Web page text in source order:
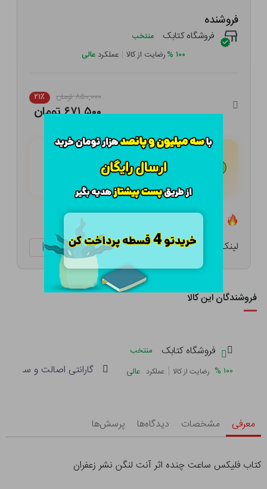
فروشنده
فروشگاه کتابک منتخب
۱۰۰ %رضایت از کالا | عملکرد عالی
۸۵۰,۰۰۰ تومان ۲۱٪
۶۷۱,۵۰۰ تومان
هـر قسط با تــرب‌پــی: ۱۶۷,۸۷۵
تعداد ۹ عدد در انبار موجود است
لینک کوتاه: ketabtala.com/sbp-8742
فروشندگان این کالا
فروشگاه کتابک
منتخب
۱۰۰ % رضایت از کالا | عملکرد عالی گارانتی اصالت و سلامت
معرفی مشخصات دیدگاه‌ها پرسش‌ها
کتاب فلیکس ساعت چنده اثر آنت لنگن نشر زعفران